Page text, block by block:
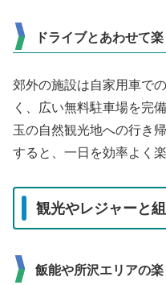
ドライブとあわせて
郊外の施設は自家用車で
く、広い無料駐車場を完
玉の自然観光地への行き
すると、一日を効率よく楽
観光やレジャーと
飯能や所沢エリアの